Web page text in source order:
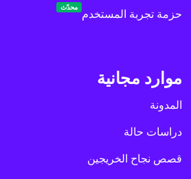
حزمة تجربة المستخدم
محدّث
موارد مجانية
المدونة
دراسات حالة
قصص نجاح الخريجين